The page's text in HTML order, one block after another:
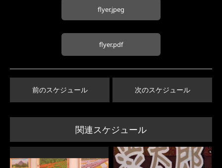
flyer.jpeg
flyer.pdf
前のスケジュール 次のスケジュール
関連スケジュール